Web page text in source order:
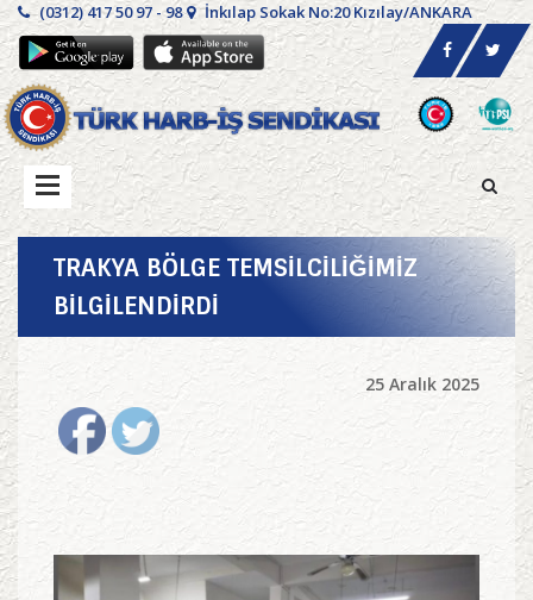
(0312) 417 50 97 - 98 İnkılap Sokak No:20 Kızılay/ANKARA
TRAKYA BÖLGE TEMSİLCİLİĞİMİZ
BİLGİLENDİRDİ
25 Aralık 2025